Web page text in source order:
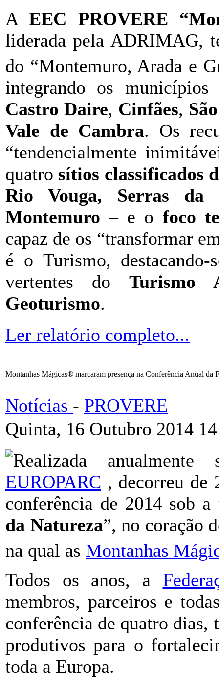
AEEC PROVERE
liderada pela ADRIMAG,
do “Montemuro, Arada e
integrando os
Castro Daire, Cinfães,
Vale de Cambra. Os
“tendencialmente
quatro sítios classificados
Rio Vouga, Serras
Montemuro – e o foco
capaz de os “transformar
é o Turismo,
vertentes do Turismo
Geoturismo.
Ler relatório completo...
Montanhas Mágicas® marcaram presença na Conferência Anual da
Notícias - PROVERE
Quinta, 16 Outubro 2014
Realizada
EUROPARC , decorreu de
conferência de 2014 sob a
da Natureza”, no coração
na qual as Montanhas
Todos os anos, a
membros, parceiros e
conferência de quatro dias,
produtivos para o
toda a Europa.